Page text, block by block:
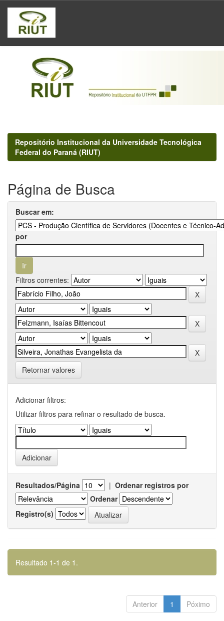
Skip
navigation
Repositório Institucional da Universidade Tecnológica
Federal do Paraná (RIUT)
Página de Busca
Buscar em:
por
Filtros correntes:
Retornar valores
Adicionar filtros:
Utilizar filtros para refinar o resultado de busca.
Resultados/Página | Ordenar registros por
Ordenar
Registro(s)
Resultado 1-1 de 1.
Anterior 1 Póximo